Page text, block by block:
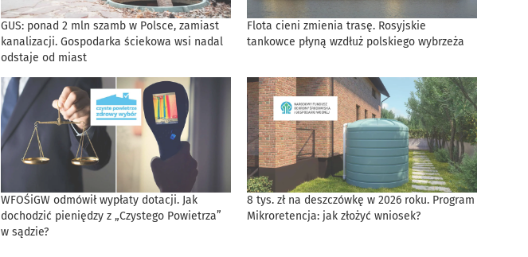
GUS: ponad 2 mln szamb w Polsce, zamiast
kanalizacji. Gospodarka ściekowa wsi nadal
odstaje od miast
Flota cieni zmienia trasę. Rosyjskie
tankowce płyną wzdłuż polskiego wybrzeża
WFOŚiGW odmówił wypłaty dotacji. Jak
dochodzić pieniędzy z „Czystego Powietrza”
w sądzie?
8 tys. zł na deszczówkę w 2026 roku. Program
Mikroretencja: jak złożyć wniosek?